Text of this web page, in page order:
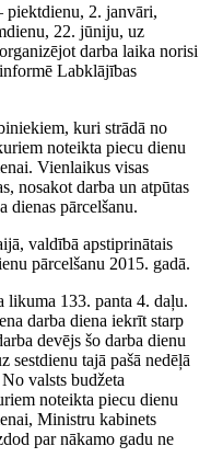
piektdienu, 2. janvāri,
22. jūniju, uz
darba laika norisi
Labklājības
kuri strādā no
noteikta piecu dienu
Vienlaikus visas
nosakot darba un atpūtas
dienas pārcelšanu.
valdībā apstiprinātais
pārcelšanu 2015. gadā.
likuma 133. panta 4. daļu.
darba diena iekrīt starp
devējs šo darba dienu
tajā pašā nedēļā
valsts budžeta
noteikta piecu dienu
Ministru kabinets
par nākamo gadu ne